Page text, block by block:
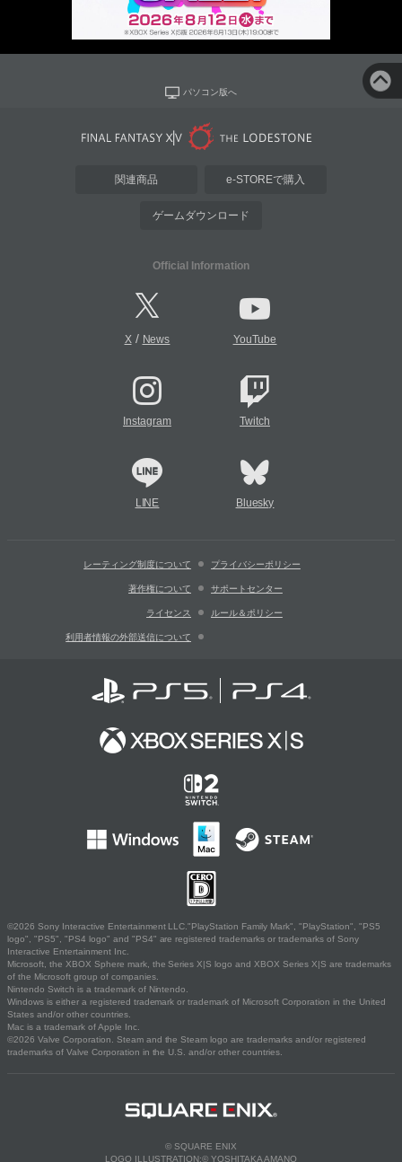
パソコン版へ
関連商品 e-STOREで購入
ゲームダウンロード
Official Information
X/ News YouTube
Instagram Twitch
LINE Bluesky
レーティング制度について プライバシーポリシー
著作権について サポートセンター
ライセンス ルール＆ポリシー
利用者情報の外部送信について
©2026 Sony Interactive Entertainment LLC."PlayStation Family Mark", "PlayStation", "PS5
logo", "PS5", "PS4 logo" and "PS4" are registered trademarks or trademarks of Sony
Interactive Entertainment Inc.
Microsoft, the XBOX Sphere mark, the Series X|S logo and XBOX Series X|S are trademarks
of the Microsoft group of companies.
Nintendo Switch is a trademark of Nintendo.
Windows is either a registered trademark or trademark of Microsoft Corporation in the United
States and/or other countries.
Mac is a trademark of Apple Inc.
©2026 Valve Corporation. Steam and the Steam logo are trademarks and/or registered
trademarks of Valve Corporation in the U.S. and/or other countries.
© SQUARE ENIX
LOGO ILLUSTRATION:© YOSHITAKA AMANO